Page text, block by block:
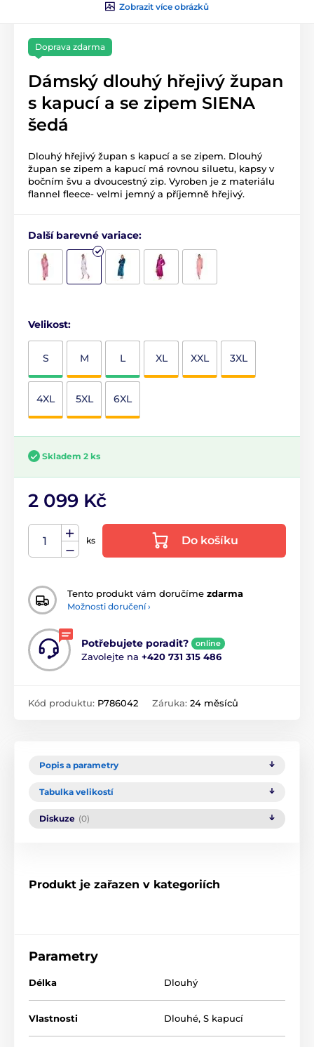
Zobrazit více obrázků
Doprava zdarma
Dámský dlouhý hřejivý župan
s kapucí a se zipem SIENA
šedá
Dlouhý hřejivý župan s kapucí a se zipem. Dlouhý
župan se zipem a kapucí má rovnou siluetu, kapsy v
bočním švu a dvoucestný zip. Vyroben je z materiálu
flannel fleece- velmi jemný a příjemně hřejivý.
Další barevné variace:
Velikost:
S M L XL XXL 3XL
4XL 5XL 6XL
Skladem 2 ks
2 099 Kč
ks Do košíku
Tento produkt vám doručíme zdarma
Možnosti doručení ›
Potřebujete poradit? online
Zavolejte na +420 731 315 486
Kód produktu: P786042 Záruka: 24 měsíců
Popis a parametry
Tabulka velikostí
Diskuze (0)
Produkt je zařazen v kategoriích
Parametry
Délka Dlouhý
Vlastnosti Dlouhé, S kapucí